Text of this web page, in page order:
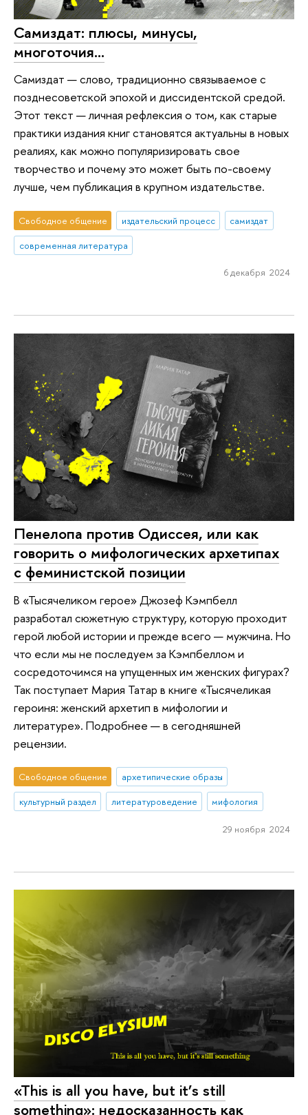
Самиздат: плюсы, минусы,
многоточия...
Самиздат — слово, традиционно связываемое с
позднесоветской эпохой и диссидентской средой.
Этот текст — личная рефлексия о том, как старые
практики издания книг становятся актуальны в новых
реалиях, как можно популяризировать свое
творчество и почему это может быть по-своему
лучше, чем публикация в крупном издательстве.
Свободное общение издательский процесс
самиздат
современная литература
6 декабря 2024
Пенелопа против Одиссея, или как
говорить о мифологических архетипах
с феминистской позиции
В «Тысячеликом герое» Джозеф Кэмпбелл
разработал сюжетную структуру, которую проходит
герой любой истории и прежде всего — мужчина. Но
что если мы не последуем за Кэмпбеллом и
сосредоточимся на упущенных им женских фигурах?
Так поступает Мария Татар в книге «Тысячеликая
героиня: женский архетип в мифологии и
литературе». Подробнее — в сегодняшней
рецензии.
Свободное общение
архетипические образы
культурный раздел
литературоведение мифология
29 ноября 2024
«This is all you have, but it’s still
something»: недосказанность как